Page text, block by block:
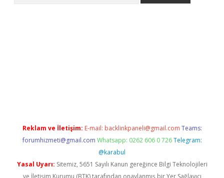
Reklam ve İletişim: E-mail: backlinkpaneli@gmail.com Teams:
forumhizmeti@gmail.com Whatsapp: 0262 606 0 726 Telegram:
@karabul
Yasal Uyarı: Sitemiz, 5651 Sayılı Kanun gereğince Bilgi Teknolojileri
ve İletişim Kurumu (BTK) tarafından onaylanmış bir Yer Sağlayıcı